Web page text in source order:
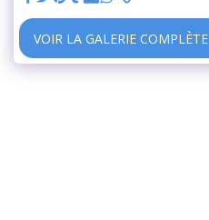
VOIR LA GALERIE COMPLÈTE